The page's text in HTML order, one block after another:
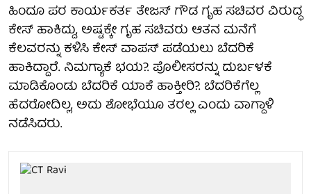
ಹಿಂದೂ ಪರ ಕಾರ್ಯಕರ್ತ ತೇಜಸ್ ಗೌಡ ಗೃಹ ಸಚಿವರ ವಿರುದ್ಧ
ಕೇಸ್ ಹಾಕಿದ್ದು, ಅಷ್ಟಕ್ಕೇ ಗೃಹ ಸಚಿವರು ಆತನ ಮನೆಗೆ
ಕೆಲವರನ್ನು ಕಳಿಸಿ ಕೇಸ್ ವಾಪಸ್ ಪಡೆಯಲು ಬೆದರಿಕೆ
ಹಾಕಿದ್ದಾರೆ. ನಿಮಗ್ಯಾಕೆ ಭಯ?. ಪೊಲೀಸರನ್ನು ದುರ್ಬಳಕೆ
ಮಾಡಿಕೊಂಡು ಬೆದರಿಕೆ ಯಾಕೆ ಹಾಕ್ತೀರಿ?. ಬೆದರಿಕೆಗೆಲ್ಲ
ಹೆದರೋದಿಲ್ಲ, ಅದು ಶೋಭೆಯೂ ತರಲ್ಲ ಎಂದು ವಾಗ್ದಾಳಿ
ನಡೆಸಿದರು.